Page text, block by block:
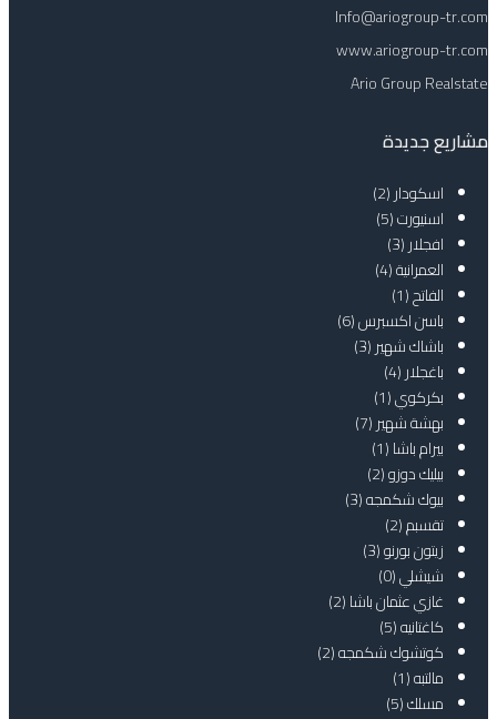
Info@ariogroup-tr.com
www.ariogroup-tr.com
Ario Group Realstate
مشاريع جديدة
اسكودار(2)
اسنيورت(5)
افجلار(3)
العمرانية(4)
الفاتح(1)
باسن اكسبرس(6)
باشاك شهير(3)
باغجلار(4)
بكركوي(1)
بهشة شهير(7)
بيرام باشا(1)
بيليك دوزو(2)
بيوك شكمجه(3)
تقسبم(2)
زيتون بورنو(3)
شيشلي(0)
غازي عثمان باشا(2)
كاغتانيه(5)
كوتشوك شكمجه(2)
مالتبه(1)
مسلك(5)